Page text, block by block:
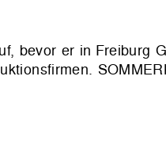
bevor er in Freiburg